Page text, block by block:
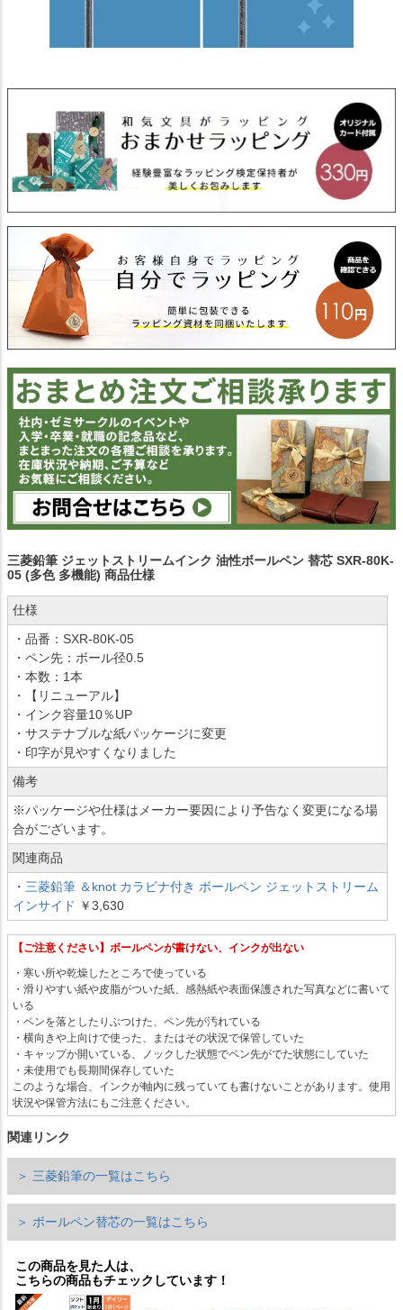
三菱鉛筆 ジェットストリームインク 油性ボールペン 替芯 SXR-80K-
05 (多色 多機能) 商品仕様
仕様
・品番：SXR-80K-05
・ペン先：ボール径0.5
・本数：1本
・【リニューアル】
・インク容量10％UP
・サステナブルな紙パッケージに変更
・印字が見やすくなりました
備考
※パッケージや仕様はメーカー要因により予告なく変更になる場
合がございます。
関連商品
・ 三菱鉛筆 ＆knot カラビナ付き ボールペン ジェットストリーム
インサイド ￥3,630
【ご注意ください】ボールペンが書けない、インクが出ない
・寒い所や乾燥したところで使っている
・滑りやすい紙や皮脂がついた紙、感熱紙や表面保護された写真などに書いて
いる
・ペンを落としたりぶつけた、ペン先が汚れている
・横向きや上向けで使った、またはその状況で保管していた
・キャップか開いている、ノックした状態でペン先がでた状態にしていた
・未使用でも長期間保存していた
このような場合、インクが軸内に残っていても書けないことがあります。使用
状況や保管方法にもご注意ください。
関連リンク
＞ 三菱鉛筆の一覧はこちら
＞ ボールペン替芯の一覧はこちら
この商品を見た人は、
こちらの商品もチェックしています！